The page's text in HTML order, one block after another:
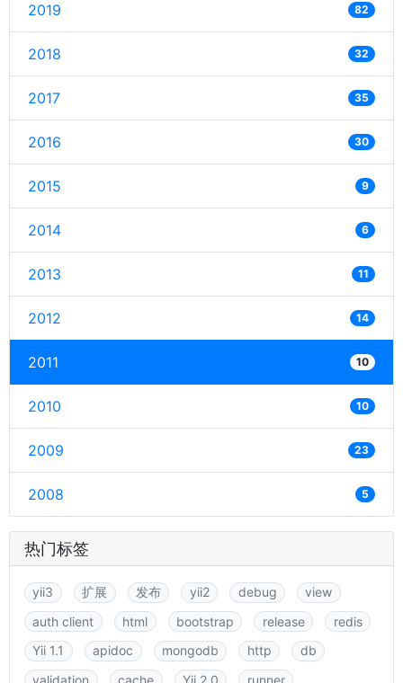
2019 82
2018 32
2017 35
2016 30
2015 9
2014 6
2013 11
2012 14
2011 10
2010 10
2009 23
2008 5
热门标签
yii3 扩展 发布 yii2 debug
view
auth client
html bootstrap release
redis
Yii 1.1
apidoc mongodb http
db
validation
cache Yii 2.0 runner